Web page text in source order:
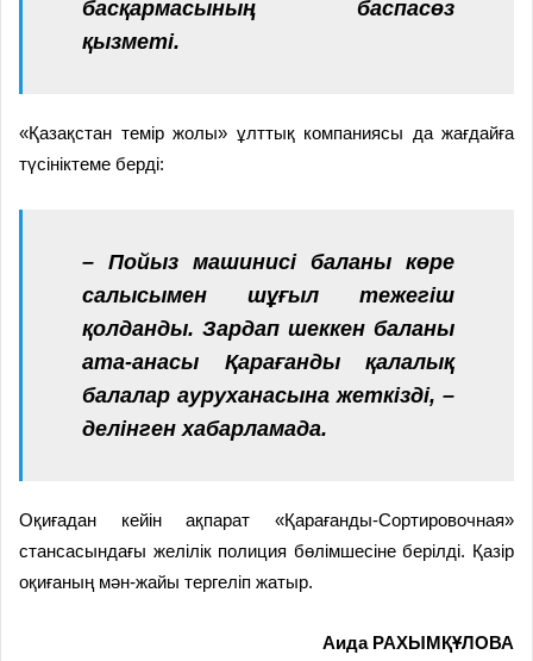
басқармасының баспасөз
қызметі.
«Қазақстан темір жолы» ұлттық компаниясы да жағдайға
түсініктеме берді:
– Пойыз машинисі баланы көре
салысымен шұғыл тежегіш
қолданды. Зардап шеккен баланы
ата-анасы Қарағанды қалалық
балалар ауруханасына жеткізді, –
делінген хабарламада.
Оқиғадан кейін ақпарат «Қарағанды-Сортировочная»
стансасындағы желілік полиция бөлімшесіне берілді. Қазір
оқиғаның мән-жайы тергеліп жатыр.
Аида РАХЫМҚҰЛОВА